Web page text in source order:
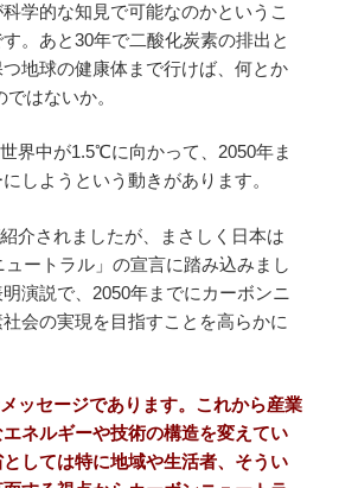
学的な知見で可能なのかというこ
。あと30年で二酸化炭素の排出と
地球の健康体まで行けば、何とか
はないか。
界中が1.5℃に向かって、2050年ま
しようという動きがあります。
介されましたが、まさしく日本は
ュートラル」の宣言に踏み込みまし
演説で、2050年までにカーボンニ
会の実現を目指すことを高らかに
ッセージであります。これから産業
ネルギーや技術の構造を変えてい
しては特に地域や生活者、そうい